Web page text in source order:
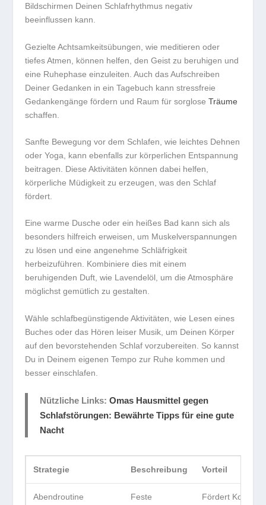
Bildschirmen Deinen Schlafrhythmus negativ
beeinflussen kann.
GezielteAchtsamkeitsübungen , wie meditieren oder
tiefes Atmen, können helfen, den Geist zu beruhigen und
eine Ruhephase einzuleiten. Auch das Aufschreiben
Deiner Gedanken in ein Tagebuch kann stressfreie
Gedankengänge fördern und Raum für sorgloseTräume
schaffen.
Sanfte Bewegung vor dem Schlafen, wie leichtes Dehnen
oder Yoga, kann ebenfalls zur körperlichen Entspannung
beitragen. Diese Aktivitäten können dabei helfen,
körperliche Müdigkeit zu erzeugen, was den Schlaf
fördert.
Eine warme Dusche oder ein heißes Bad kann sich als
besonders hilfreich erweisen, um Muskelverspannungen
zu lösen und eine angenehme Schläfrigkeit
herbeizuführen. Kombiniere dies mit einem
beruhigenden Duft, wie Lavendelöl, um die Atmosphäre
möglichst gemütlich zu gestalten.
Wähleschlafbegünstigende Aktivitäten , wie Lesen eines
Buches oder das Hören leiser Musik, um Deinen Körper
auf den bevorstehenden Schlaf vorzubereiten. So kannst
Du in Deinem eigenen Tempo zur Ruhe kommen und
besser einschlafen.
Nützliche Links:Omas Hausmittel gegen
Schlafstörungen: Bewährte Tipps für eine gute
Nacht
Strategie Beschreibung Vorteil
Abendroutine
Feste
Fördert